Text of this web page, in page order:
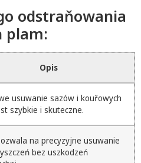
odstraňowania
plam:
Opis
usuwanie sazów i kouřowych
szybkie i skuteczne.
na precyzyjne usuwanie
bez uszkodzeń